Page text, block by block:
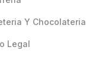
Y Chocolateria
Legal